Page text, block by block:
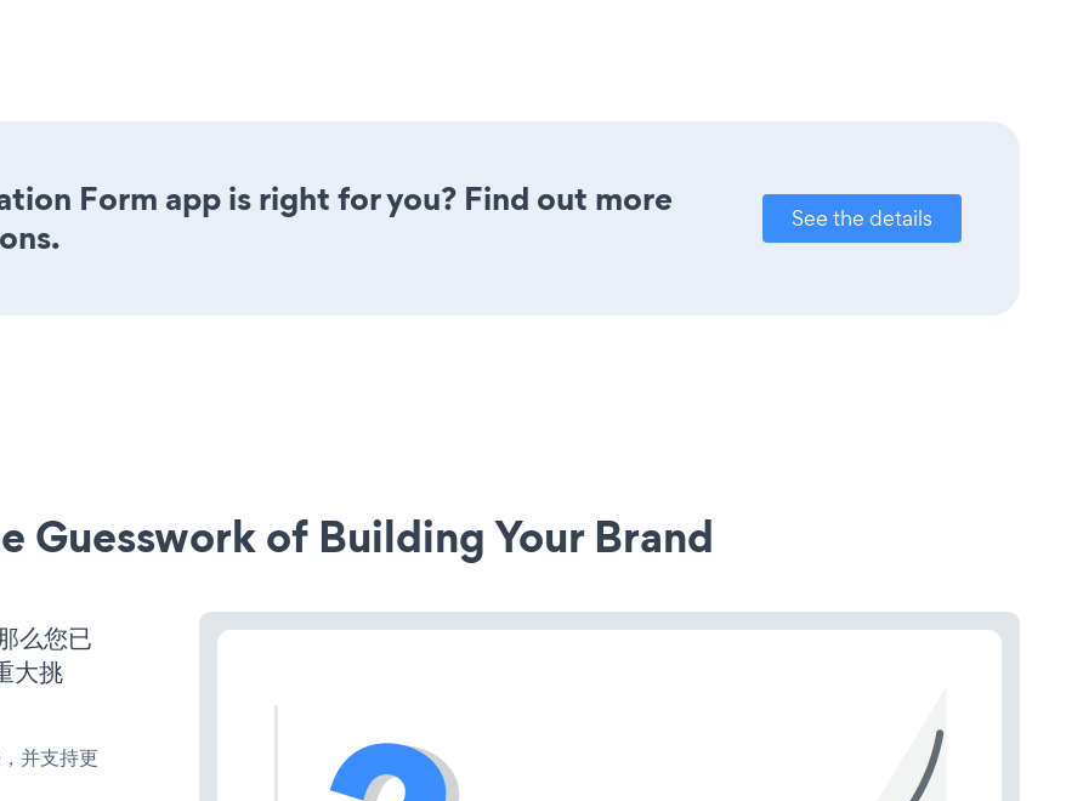
Form app is right for you? Find out more
See the details
Guesswork of Building Your Brand
么您已
大挑
并支持更